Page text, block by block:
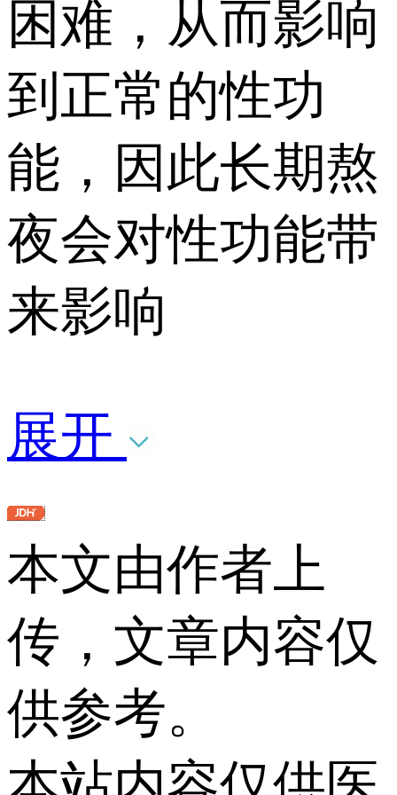
困难，从而影响
到正常的性功
能，因此长期熬
夜会对性功能带
来影响
展开
本文由作者上
传，文章内容仅
供参考。